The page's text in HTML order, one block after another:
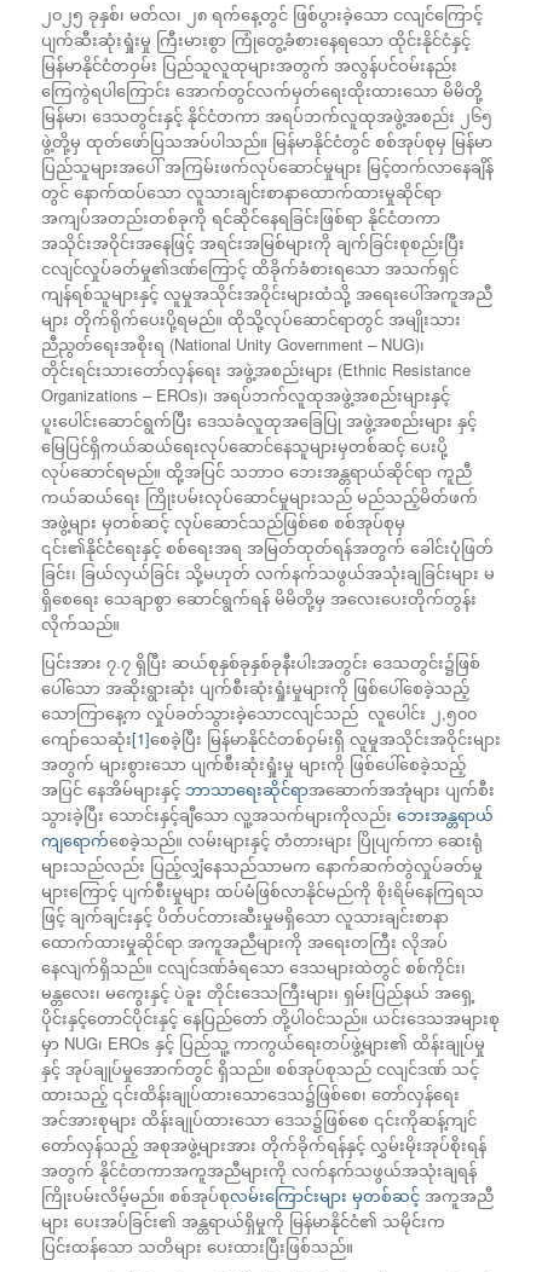
၂၀၂၅ ခုနှစ်၊ မတ်လ၊ ၂၈ ရက်နေ့တွင် ဖြစ်ပွားခဲ့သော ငလျင်ကြောင့်
ပျက်ဆီးဆုံးရှုံးမှု ကြီးမားစွာ ကြုံတွေ့ခံစားနေရသော ထိုင်းနိုင်ငံနှင့်
မြန်မာနိုင်ငံတဝှမ်း ပြည်သူလူထုများအတွက် အလွန်ပင်ဝမ်းနည်း
ကြေကွဲရပါကြောင်း အောက်တွင်လက်မှတ်ရေးထိုးထားသော မိမိတို့
မြန်မာ၊ ဒေသတွင်းနှင့် နိုင်ငံတကာ အရပ်ဘက်လူထုအဖွဲ့အစည်း ၂၆၅
ဖွဲ့တို့မှ ထုတ်ဖော်ပြသအပ်ပါသည်။ မြန်မာနိုင်ငံတွင် စစ်အုပ်စုမှ မြန်မာ
ပြည်သူများအပေါ် အကြမ်းဖက်လုပ်ဆောင်မှုများ မြင့်တက်လာနေချိန်
တွင် နောက်ထပ်သော လူသားချင်းစာနာထောက်ထားမှုဆိုင်ရာ
အကျပ်အတည်းတစ်ခုကို ရင်ဆိုင်နေရခြင်းဖြစ်ရာ နိုင်ငံတကာ
အသိုင်းအဝိုင်းအနေဖြင့် အရင်းအမြစ်များကို ချက်ခြင်းစုစည်းပြီး
ငလျင်လှုပ်ခတ်မှု၏ဒဏ်ကြောင့် ထိခိုက်ခံစားရသော အသက်ရှင်
ကျန်ရစ်သူများနှင့် လူမှုအသိုင်းအဝိုင်းများထံသို့ အရေးပေါ်အကူအညီ
များ တိုက်ရိုက်ပေးပို့ရမည်။ ထိုသို့လုပ်ဆောင်ရာတွင် အမျိုးသား
ညီညွတ်ရေးအစိုးရ (National Unity Government – NUG)၊
တိုင်းရင်းသားတော်လှန်ရေး အဖွဲ့အစည်းများ (Ethnic Resistance
Organizations – EROs)၊ အရပ်ဘက်လူထုအဖွဲ့အစည်းများနှင့်
ပူးပေါင်းဆောင်ရွက်ပြီး ဒေသခံလူထုအခြေပြု အဖွဲ့အစည်းများ နှင့်
မြေပြင်ရှိကယ်ဆယ်ရေးလုပ်ဆောင်နေသူများမှတစ်ဆင့် ပေးပို့
လုပ်ဆောင်ရမည်။ ထို့အပြင် သဘာဝ ဘေးအန္တရာယ်ဆိုင်ရာ ကူညီ
ကယ်ဆယ်ရေး ကြိုးပမ်းလုပ်ဆောင်မှုများသည် မည်သည့်မိတ်ဖက်
အဖွဲ့များ မှတစ်ဆင့် လုပ်ဆောင်သည်ဖြစ်စေ စစ်အုပ်စုမှ
၎င်း၏နိုင်ငံရေးနှင့် စစ်ရေးအရ အမြတ်ထုတ်ရန်အတွက် ခေါင်းပုံဖြတ်
ခြင်း၊ ခြယ်လှယ်ခြင်း သို့မဟုတ် လက်နက်သဖွယ်အသုံးချခြင်းများ မ
ရှိစေရေး သေချာစွာ ဆောင်ရွက်ရန် မိမိတို့မှ အလေးပေးတိုက်တွန်း
လိုက်သည်။
ပြင်းအား ၇.၇ ရှိပြီး ဆယ်စုနှစ်ခုနှစ်ခုနီးပါးအတွင်း ဒေသတွင်း၌ဖြစ်
ပေါ်သော အဆိုးရွားဆုံး ပျက်စီးဆုံးရှုံးမှုများကို ဖြစ်ပေါ်စေခဲ့သည့်
သောကြာနေ့က လှုပ်ခတ်သွားခဲ့သောငလျင်သည် လူပေါင်း ၂,၅၀၀
ကျော်သေဆုံး[1]စေခဲ့ပြီး မြန်မာနိုင်ငံတစ်ဝှမ်းရှိ လူမှုအသိုင်းအဝိုင်းများ
အတွက် များစွားသော ပျက်စီးဆုံးရှုံးမှု များကို ဖြစ်ပေါ်စေခဲ့သည့်
အပြင် နေအိမ်များနှင့် ဘာသာရေးဆိုင်ရာအဆောက်အအုံများ ပျက်စီး
သွားခဲ့ပြီး သောင်းနှင့်ချီသော လူ့အသက်များကိုလည်း ဘေးအန္တရာယ်
ကျရောက်စေခဲ့သည်။ လမ်းများနှင့် တံတားများ ပြိုပျက်ကာ ဆေးရုံ
များသည်လည်း ပြည့်လျှံနေသည်သာမက နောက်ဆက်တွဲလှုပ်ခတ်မှု
များကြောင့် ပျက်စီးမှုများ ထပ်မံဖြစ်လာနိုင်မည်ကို စိုးရိမ်နေကြရသ
ဖြင့် ချက်ချင်းနှင့် ပိတ်ပင်တားဆီးမှုမရှိသော လူသားချင်းစာနာ
ထောက်ထားမှုဆိုင်ရာ အကူအညီများကို အရေးတကြီး လိုအပ်
နေလျက်ရှိသည်။ ငလျင်ဒဏ်ခံရသော ဒေသများထဲတွင် စစ်ကိုင်း၊
မန္တလေး၊ မကွေးနှင့် ပဲခူး တိုင်းဒေသကြီးများ၊ ရှမ်းပြည်နယ် အရှေ့
ပိုင်းနှင့်တောင်ပိုင်းနှင့် နေပြည်တော် တို့ပါဝင်သည်။ ယင်းဒေသအများစု
မှာ NUG၊ EROs နှင့် ပြည်သူ့ ကာကွယ်ရေးတပ်ဖွဲ့များ၏ ထိန်းချုပ်မှု
နှင့် အုပ်ချုပ်မှုအောက်တွင် ရှိသည်။ စစ်အုပ်စုသည် ငလျင်ဒဏ် သင့်
ထားသည့် ၎င်းထိန်းချုပ်ထားသောဒေသ၌ဖြစ်စေ၊ တော်လှန်ရေး
အင်အားစုများ ထိန်းချုပ်ထားသော ဒေသ၌ဖြစ်စေ ၎င်းကိုဆန့်ကျင်
တော်လှန်သည့် အစုအဖွဲ့များအား တိုက်ခိုက်ရန်နှင့် လွှမ်းမိုးအုပ်စိုးရန်
အတွက် နိုင်ငံတကာအကူအညီများကို လက်နက်သဖွယ်အသုံးချရန်
ကြိုးပမ်းလိမ့်မည်။ စစ်အုပ်စုလမ်းကြောင်းများ မှတစ်ဆင့်အကူအညီ
များ ပေးအပ်ခြင်း၏ အန္တရာယ်ရှိမှုကို မြန်မာနိုင်ငံ၏ သမိုင်းက
ပြင်းထန်သော သတိများ ပေးထားပြီးဖြစ်သည်။